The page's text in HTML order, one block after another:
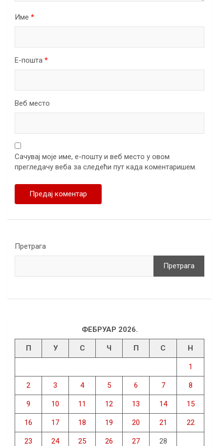
Име *
Е-пошта *
Веб место
Сачувај моје име, е-пошту и веб место у овом
прегледачу веба за следећи пут када коментаришем.
Претрага
Претрага
ФЕБРУАР 2026.
П У С Ч П С Н
1
2 3 4 5 6 7 8
9 10 11 12 13 14 15
16 17 18 19 20 21 22
23 24 25 26 27 28